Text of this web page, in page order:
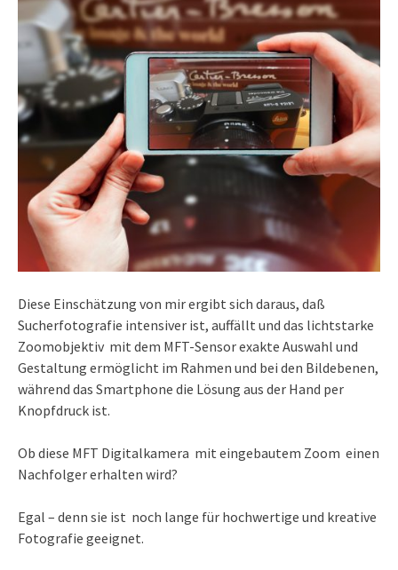
Diese Einschätzung von mir ergibt sich daraus, daß
Sucherfotografie intensiver ist, auffällt und das lichtstarke
Zoomobjektiv mit dem MFT-Sensor exakte Auswahl und
Gestaltung ermöglicht im Rahmen und bei den Bildebenen,
während das Smartphone die Lösung aus der Hand per
Knopfdruck ist.
Ob diese MFT Digitalkamera mit eingebautem Zoom einen
Nachfolger erhalten wird?
Egal – denn sie ist noch lange für hochwertige und kreative
Fotografie geeignet.